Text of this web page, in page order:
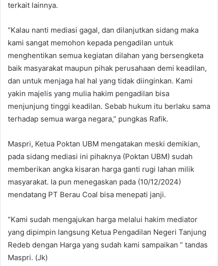
terkait lainnya.
“Kalau nanti mediasi gagal, dan dilanjutkan sidang maka
kami sangat memohon kepada pengadilan untuk
menghentikan semua kegiatan dilahan yang bersengketa
baik masyarakat maupun pihak perusahaan demi keadilan,
dan untuk menjaga hal hal yang tidak diinginkan. Kami
yakin majelis yang mulia hakim pengadilan bisa
menjunjung tinggi keadilan. Sebab hukum itu berlaku sama
terhadap semua warga negara,” pungkas Rafik.
Maspri, Ketua Poktan UBM mengatakan meski demikian,
pada sidang mediasi ini pihaknya (Poktan UBM) sudah
memberikan angka kisaran harga ganti rugi lahan milik
masyarakat. Ia pun menegaskan pada (10/12/2024)
mendatang PT Berau Coal bisa menepati janji.
“Kami sudah mengajukan harga melalui hakim mediator
yang dipimpin langsung Ketua Pengadilan Negeri Tanjung
Redeb dengan Harga yang sudah kami sampaikan ” tandas
Maspri. (Jk)